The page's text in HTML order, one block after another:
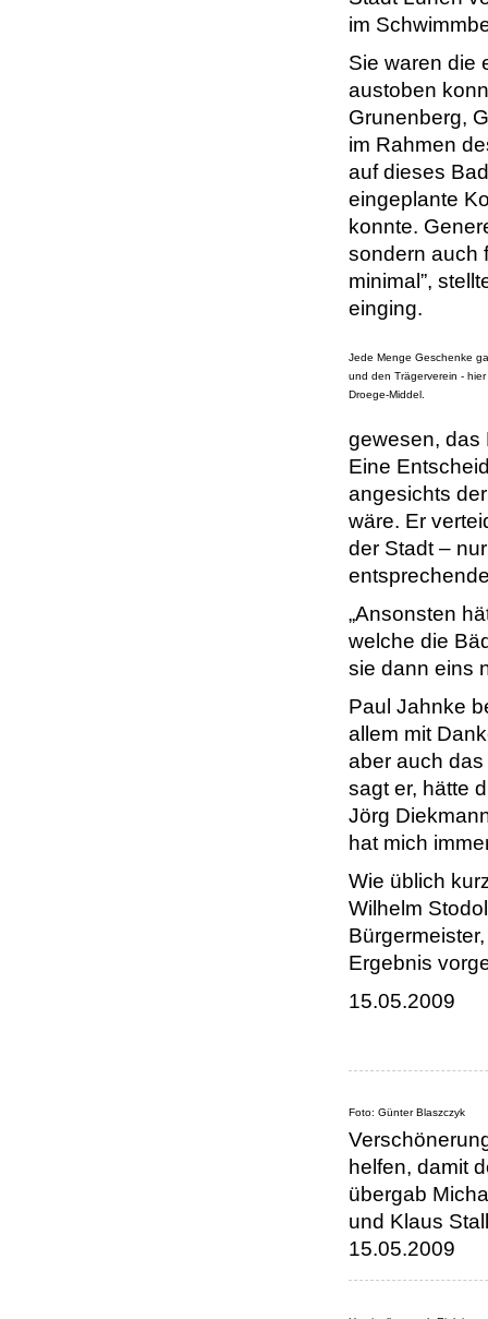
im
Sie waren die
austoben
Grunenberg,
im Rahmen
auf dieses
eingeplante
konnte.
sondern auch
minimal”,
einging.
Jede Menge Geschenke
und den Trägerverein -
Droege-Middel.
gewesen, das
Eine
angesichts
wäre. Er
der Stadt –
„Ansonsten
welche die
sie dann eins
Paul Jahnke
allem mit
aber auch
sagt er, hätte
Jörg
hat mich
Wie üblich
Wilhelm
Ergebnis
15.05.2009
Foto: Günter Blaszczyk
helfen, damit
übergab
und Klaus
15.05.2009